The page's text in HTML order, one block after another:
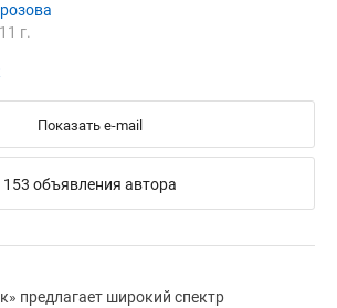
г.
Показать e-mail
153 объявления автора
предлагает широкий спектр